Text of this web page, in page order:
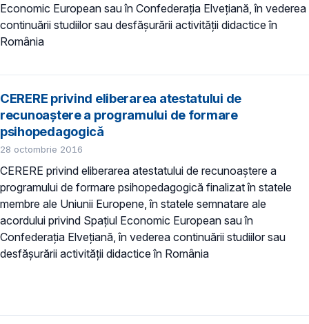
Economic European sau în Confederaţia Elveţiană, în vederea
continuării studiilor sau desfăşurării activităţii didactice în
România
CERERE privind eliberarea atestatului de
recunoaștere a programului de formare
psihopedagogică
28 octombrie 2016
CERERE privind eliberarea atestatului de recunoaștere a
programului de formare psihopedagogică finalizat în statele
membre ale Uniunii Europene, în statele semnatare ale
acordului privind Spaţiul Economic European sau în
Confederația Elvețiană, în vederea continuării studiilor sau
desfășurării activității didactice în România